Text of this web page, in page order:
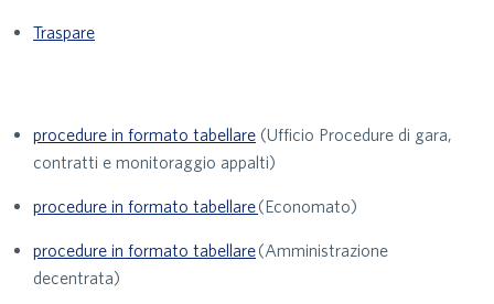
Traspare
procedure in formato tabellare (Ufficio Procedure di gara,
contratti e monitoraggio appalti)
procedure in formato tabellare(Economato)
procedure in formato tabellare(Amministrazione
decentrata)